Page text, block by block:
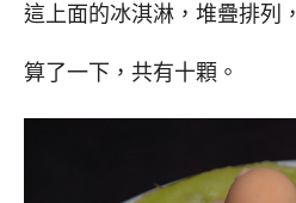
這上面的冰淇淋，堆疊排列，
算了一下，共有十顆。